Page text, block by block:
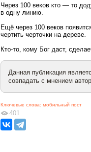
Через 100 веков кто — то
в одну линию.
Ещё через 100 веков
чертить черточки на дереве.
Кто-то, кому Бог даст,
Данная публикация
совпадать с мнением
Ключевые слова: мобильный пост
401